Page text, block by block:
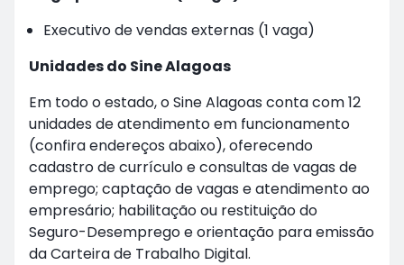
Executivo de vendas externas (1 vaga)
Unidades do Sine Alagoas
Em todo o estado, o Sine Alagoas conta com 12
unidades de atendimento em funcionamento
(confira endereços abaixo), oferecendo
cadastro de currículo e consultas de vagas de
emprego; captação de vagas e atendimento ao
empresário; habilitação ou restituição do
Seguro-Desemprego e orientação para emissão
da Carteira de Trabalho Digital.